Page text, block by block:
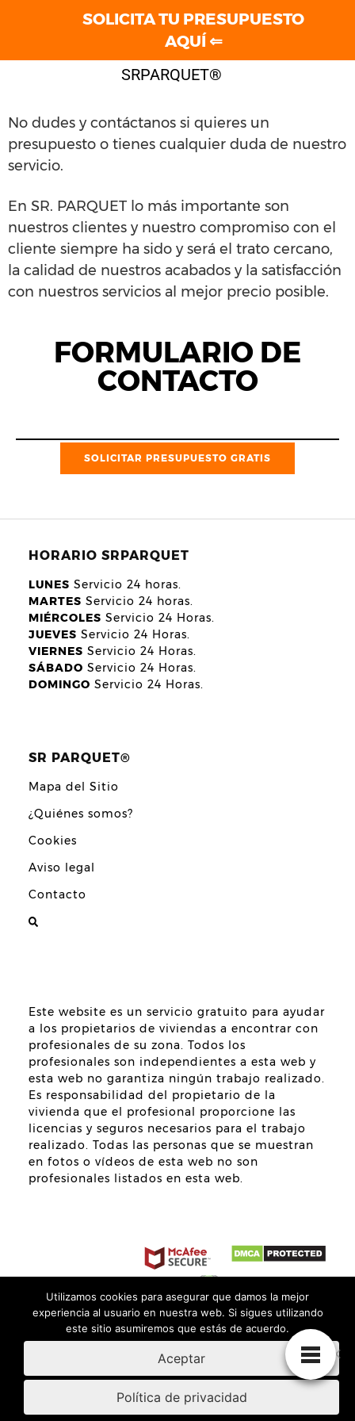
SRPARQUET®
No dudes y contáctanos si quieres un
presupuesto o tienes cualquier duda de nuestro
servicio.
En SR. PARQUET lo más importante son
nuestros clientes y nuestro compromiso con el
cliente siempre ha sido y será el trato cercano,
la calidad de nuestros acabados y la satisfacción
con nuestros servicios al mejor precio posible.
FORMULARIO DE
CONTACTO
SOLICITAR PRESUPUESTO GRATIS
HORARIO SRPARQUET
LUNES Servicio 24 horas.
MARTES Servicio 24 horas.
MIÉRCOLES Servicio 24 Horas.
JUEVES Servicio 24 Horas.
VIERNES Servicio 24 Horas.
SÁBADO Servicio 24 Horas.
DOMINGO Servicio 24 Horas.
SR PARQUET®
Mapa del Sitio
¿Quiénes somos?
Cookies
Aviso legal
Contacto
Este website es un servicio gratuito para ayudar
a los propietarios de viviendas a encontrar con
profesionales de su zona. Todos los
profesionales son independientes a esta web y
esta web no garantiza ningún trabajo realizado.
Es responsabilidad del propietario de la
vivienda que el profesional proporcione las
licencias y seguros necesarios para el trabajo
realizado. Todas las personas que se muestran
en fotos o vídeos de esta web no son
profesionales listados en esta web.
Parquetistas de calidad por todo el país
SOLICITA TU PRESUPUESTO
AQUÍ ⇐
Utilizamos cookies para asegurar que damos la mejor
experiencia al usuario en nuestra web. Si sigues utilizando
este sitio asumiremos que estás de acuerdo.
Aceptar
Política de privacidad